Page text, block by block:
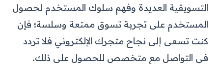
التسويقية العديدة وفهم سلوك المستخدم لحصول
المستخدم على تجربة تسوق ممتعة وسلسة؛ فإن
كنت تسعى إلى نجاح متجرك الإلكتروني فلا تردد
في التواصل مع متخصص للحصول على ذلك.